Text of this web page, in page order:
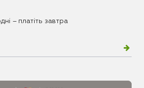
– платіть завтра